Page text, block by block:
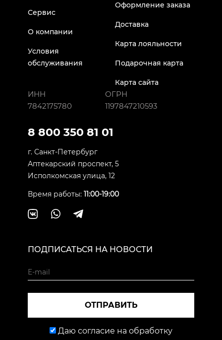
Сервис
О компании
Условия
обслуживания
Оформление заказа
Доставка
Карта лояльности
Подарочная карта
Карта сайта
ИНН
7842175780
ОГРН
1197847210593
8 800 350 81 01
г. Санкт-Петербург
Аптекарский проспект, 5
Исполкомская улица, 12
Время работы: 11:00-19:00
ПОДПИСАТЬСЯ НА НОВОСТИ
ОТПРАВИТЬ
Даю согласие на обработку